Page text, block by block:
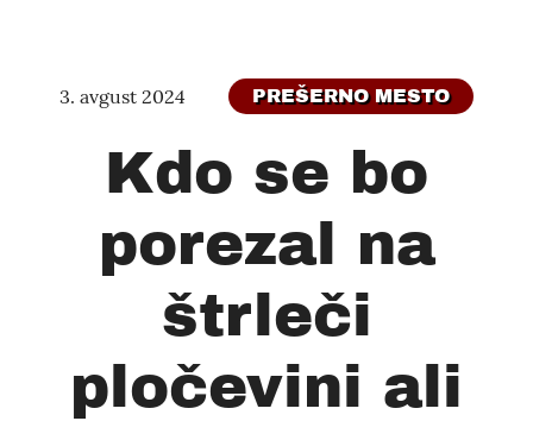
3. avgust 2024 PREŠERNO MESTO
Kdo se bo
porezal na
štrleči
pločevini ali